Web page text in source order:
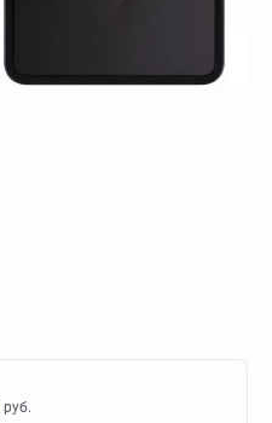
руб.